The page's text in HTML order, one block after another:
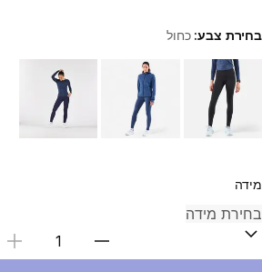
בחירת צבע:כחול
Choose a variant
מידה
בחירת כמות